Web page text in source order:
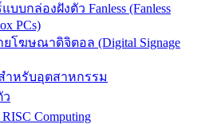
บบกล่องฝังตัว Fanless (Fanless
PCs)
ยโฆษณาดิจิตอล (Digital Signage
ำหรับอุตสาหกรรม
Computing